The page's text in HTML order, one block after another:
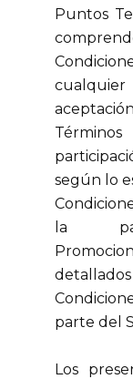
Puntos
según lo
la
parte del
Los